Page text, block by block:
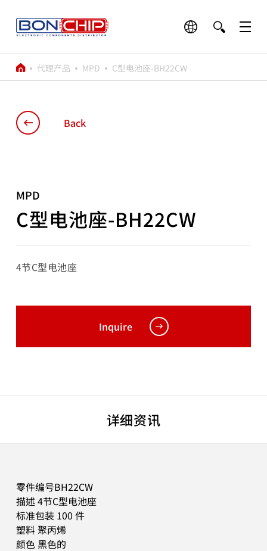
代理产品 MPD C型电池座-BH22CW
Back
MPD
C型电池座-BH22CW
4节C型电池座
Inquire
详细资讯
零件编号BH22CW
描述 4节C型电池座
标准包装 100 件
塑料 聚丙烯
颜色 黑色的